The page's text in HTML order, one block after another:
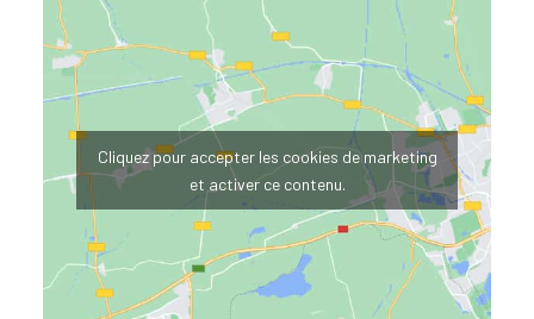
Cliquez pour accepter les cookies de marketing
et activer ce contenu.